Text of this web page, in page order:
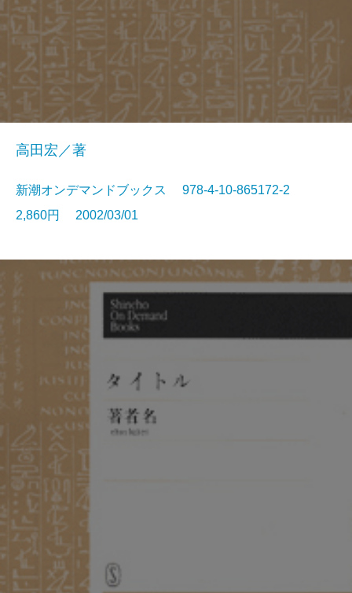
高田宏／著
新潮オンデマンドブックス 978-4-10-865172-2
2,860円 2002/03/01